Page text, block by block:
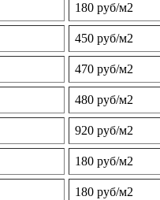
180 руб/м2
450 руб/м2
470 руб/м2
480 руб/м2
920 руб/м2
180 руб/м2
180 руб/м2